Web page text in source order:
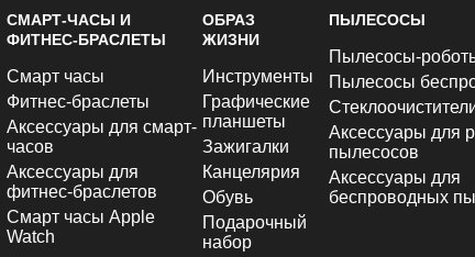
СМАРТ-ЧАСЫ И
ФИТНЕС-БРАСЛЕТЫ
Смарт часы
Фитнес-браслеты
Аксессуары для смарт-
часов
Аксессуары для
фитнес-браслетов
Смарт часы Apple
Watch
ОБРАЗ
ЖИЗНИ
Инструменты
Графические
планшеты
Зажигалки
Канцелярия
Обувь
Подарочный
набор
ПЫЛЕСОСЫ
Пылесосы-
Пылесосы
Аксессуары для
пылесосов
Аксессуары для
беспроводных